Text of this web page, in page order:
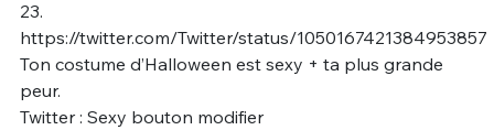
23.
https://twitter.com/Twitter/status/1050167421384953857
Ton costume d’Halloween est sexy + ta plus grande
peur.
Twitter : Sexy bouton modifier